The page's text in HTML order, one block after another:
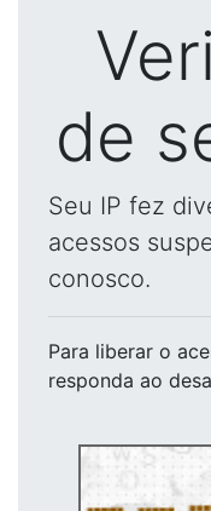
de
Seu IP fez
acessos
conosco.
Para liberar o
responda ao